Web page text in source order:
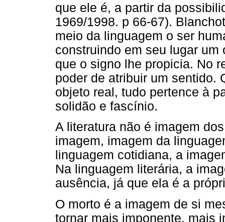
que ele é, a partir da
1969/1998. p 66-67).
meio da linguagem o ser
construindo em seu lugar
que o signo lhe propicia. No
poder de atribuir um sentido.
objeto real, tudo pertence à
solidão e fascínio.
A literatura não é imagem
imagem, imagem da
linguagem cotidiana, a
Na linguagem literária, a
ausência, já que ela é a
O morto é a imagem de si
tornar mais imponente, mais